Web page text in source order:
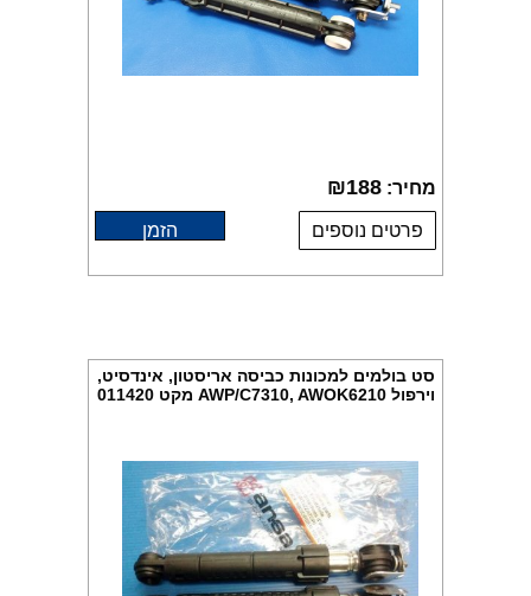
מחיר: ₪188
פרטים נוספים הזמן
סט בולמים למכונות כביסה אריסטון, אינדסיט,
וירפול AWP/C7310, AWOK6210 מקט 011420